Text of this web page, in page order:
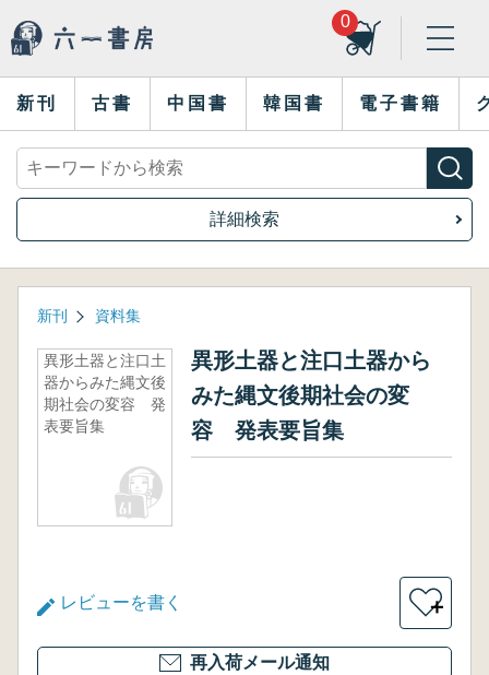
0
新刊 古書 中国書 韓国書 電子書籍
詳細検索
新刊 資料集
異形土器と注口土
器からみた縄文後
期社会の変容 発
表要旨集
異形土器と注口土器から
みた縄文後期社会の変
容 発表要旨集
レビューを書く ＋
再入荷メール通知